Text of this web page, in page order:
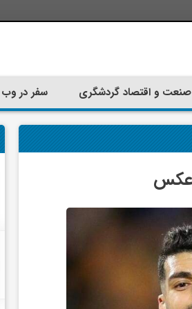
صنعت و اقتصاد گردشگری سفر در وب
ارزان ترین زمان سفر کیش چه